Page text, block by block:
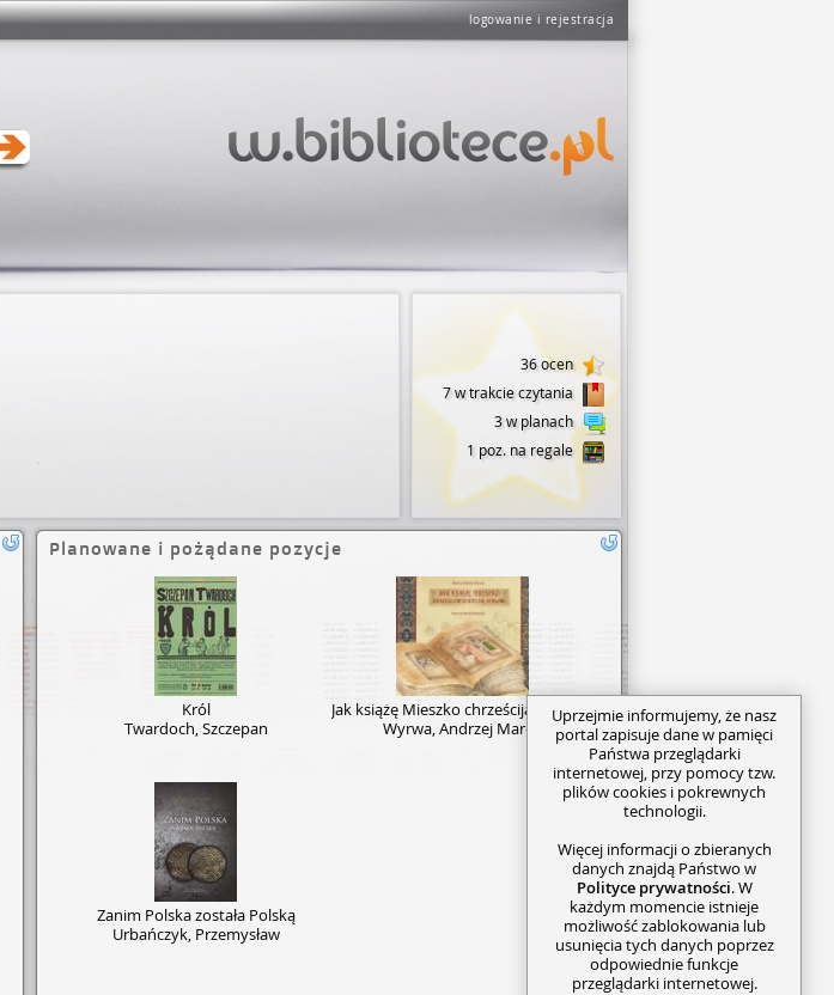
logowanie i rejestracja
36 ocen
7 w trakcie czytania
3 w planach
1 poz. na regale
Planowane i pożądane pozycje
Król
Twardoch, Szczepan
Jak książę Mieszko chrześcijaninem się stawał
Wyrwa, Andrzej Marek
Zanim Polska została Polską
Urbańczyk, Przemysław
Uprzejmie informujemy, że nasz
portal zapisuje dane w pamięci
Państwa przeglądarki
internetowej, przy pomocy tzw.
plików cookies i pokrewnych
technologii.
Więcej informacji o zbieranych
danych znajdą Państwo w
Polityce prywatności. W
każdym momencie istnieje
możliwość zablokowania lub
usunięcia tych danych poprzez
odpowiednie funkcje
przeglądarki internetowej.